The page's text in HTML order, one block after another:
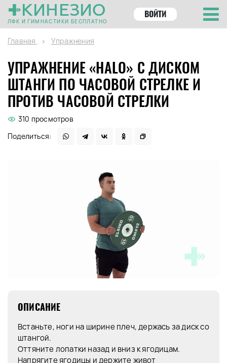
КИНЕЗИО
ЛФК И ГИМНАСТИКИ БЕСПЛАТНО
ВОЙТИ
Главная Упражнения
УПРАЖНЕНИЕ «HALO» С ДИСКОМ
ШТАНГИ ПО ЧАСОВОЙ СТРЕЛКЕ И
ПРОТИВ ЧАСОВОЙ СТРЕЛКИ
310 просмотров
Поделиться:
ОПИСАНИЕ
Встаньте, ноги на ширине плеч, держась за диск со
штангой.
Оттяните лопатки назад и вниз к ягодицам.
Напрягите ягодицы и держите живот